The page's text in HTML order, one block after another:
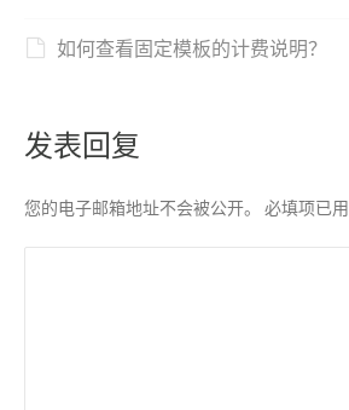
如何查看固定模板的计费说明？
发表回复
您的电子邮箱地址不会被公开。 必填项已用